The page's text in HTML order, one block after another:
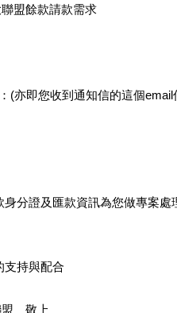
盟餘款請款需求
(亦即您收到通知信的這個email
分證及匯款資訊為您做專案
支持與配合
盟 敬上